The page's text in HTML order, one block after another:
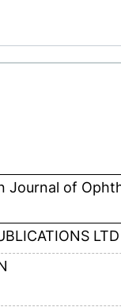
Journal of
LTD